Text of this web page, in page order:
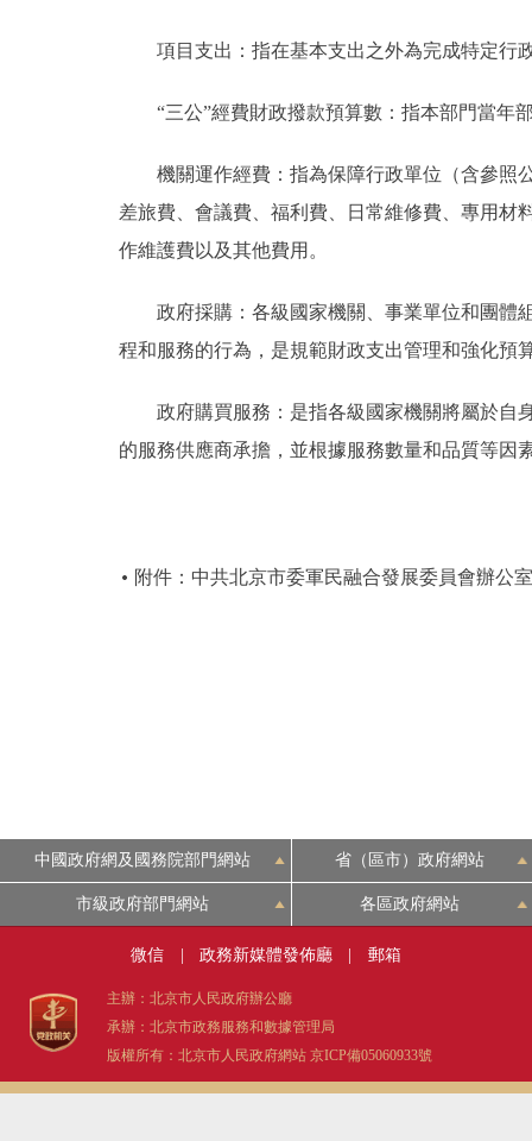
項目支出：指在基本支出之外為完成特定行
“三公”經費財政撥款預算數：指本部門當年部
機關運作經費：指為保障行政單位（含參照公
差旅費、會議費、福利費、日常維修費、專用材
作維護費以及其他費用。
政府採購：各級國家機關、事業單位和團體組
程和服務的行為，是規範財政支出管理和強化預
政府購買服務：是指各級國家機關將屬於自身
的服務供應商承擔，並根據服務數量和品質等因
附件：中共北京市委軍民融合發展委員會辦公
中國政府網及國務院部門網站 省（區市）政府網站
市級政府部門網站 各區政府網站
微信 | 政務新媒體發佈廳 | 郵箱
主辦：北京市人民政府辦公廳
承辦：北京市政務服務和數據管理局
版權所有：北京市人民政府網站 京ICP備05060933號